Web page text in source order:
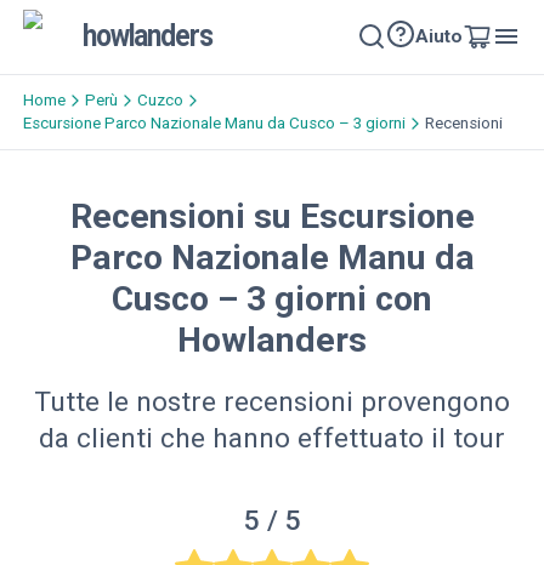
howlanders Aiuto
Home Perù
Cuzco
Escursione Parco Nazionale Manu da Cusco – 3 giorni
Recensioni
Recensioni su Escursione
Parco Nazionale Manu da
Cusco – 3 giorni con
Howlanders
Tutte le nostre recensioni provengono
da clienti che hanno effettuato il tour
5 / 5